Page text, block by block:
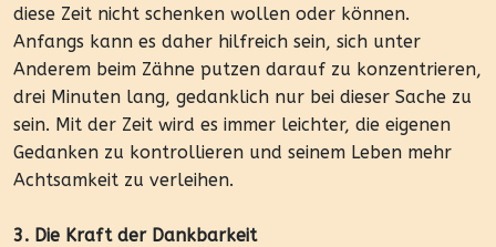
diese Zeit nicht schenken wollen oder können.
Anfangs kann es daher hilfreich sein, sich unter
Anderem beim Zähne putzen darauf zu konzentrieren,
drei Minuten lang, gedanklich nur bei dieser Sache zu
sein. Mit der Zeit wird es immer leichter, die eigenen
Gedanken zu kontrollieren und seinem Leben mehr
Achtsamkeit zu verleihen.
3. Die Kraft der Dankbarkeit